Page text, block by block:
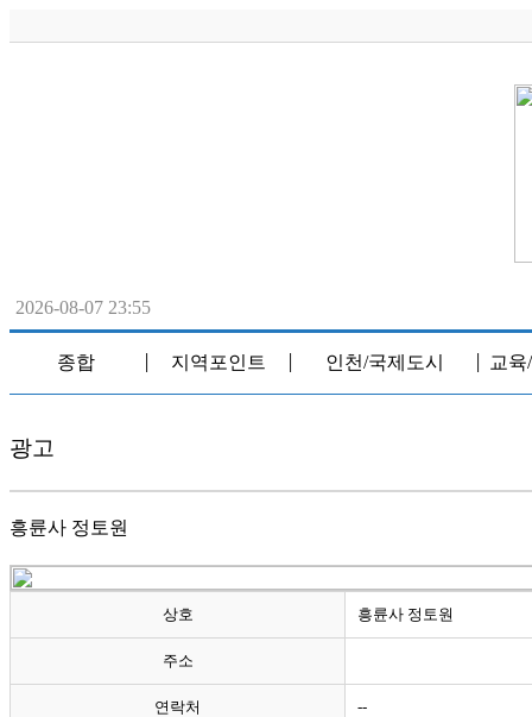
2026-08-07 23:55
종합 지역포인트 인천/국제도시 교
광고
흥륜사 정토원
상호 흥륜사 정토원
주소
연락처 --